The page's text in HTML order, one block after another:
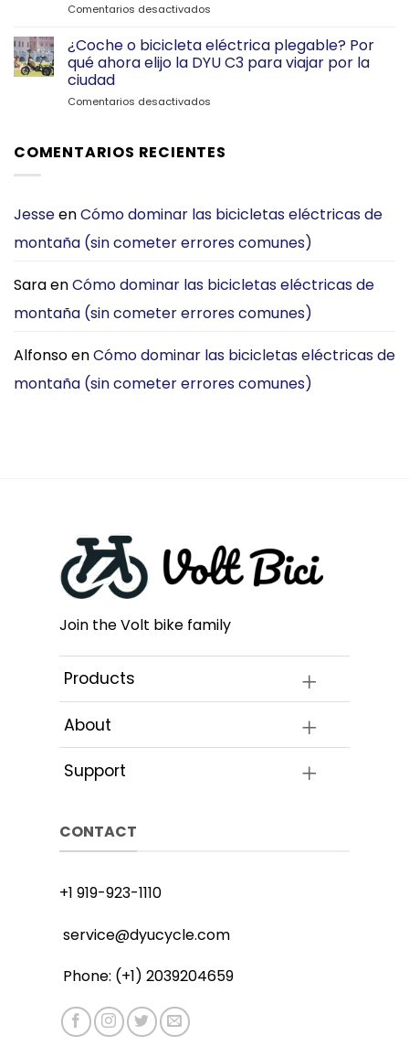
a
Mi
Plegable
Comentarios desactivados
C1
vs
TENWAYS
es
por
Ciudad?
¿Coche o bicicleta eléctrica plegable? Por
qué ahora elijo la DYU C3 para viajar por la
ciudad
Comentarios desactivados
bicicleta
qué
elijo
C3
viajar
la
ciudad
COMENTARIOS RECIENTES
JesseenCómo dominar las bicicletas eléctricas de
montaña (sin cometer errores comunes)
SaraenCómo dominar las bicicletas eléctricas de
montaña (sin cometer errores comunes)
AlfonsoenCómo dominar las bicicletas eléctricas de
montaña (sin cometer errores comunes)
Join the Volt bike family
Products
About
Support
CONTACT
+1 919-923-1110
service@dyucycle.com
Phone: (+1) 2039204659